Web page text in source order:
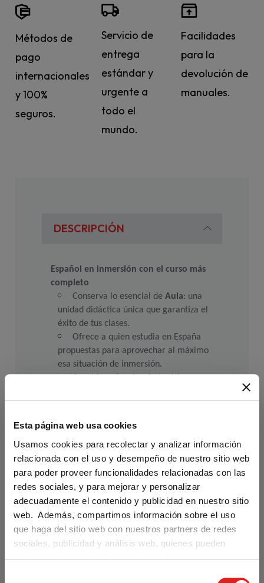
Esta página web usa cookies
Usamos cookies para recolectar y analizar información
relacionada con el uso y desempeño de nuestro sitio web
para poder proveer funcionalidades relacionadas con las
redes sociales, y para mejorar y personalizar
adecuadamente el contenido y publicidad en nuestro sitio
web. Además, compartimos información sobre el uso
que haga del sitio web con nuestros partners de redes
sociales, publicidad y análisis web, quienes pueden
combinarla con otra información que les haya
Métodos de
pago
internacionales
y 100%
seguros.
Servicio de
entrega
estándar y
urgente a
todo el
mundo.
Facilidades
para la
devolución de
manuales.
DESCRIPCIÓN
Español en inmersión con el curso más
completo
Conserva lo esencial de Aula: una
unidad didáctica única que garantiza el
éxito de tus clases.
Ofrece a quien estudia en España
propuestas para aprovechar al máximo
esa situación de inmersión.
de reflexión gramatical y de práctica
formal, más vídeos, más atención al
léxico.
Los itinerarios ofrecidos en la
Edición Anotada para Docentes
permiten usar Aula Plus en cursos
intensivos, extensivos, híbridos, flipped
classroom , etc.
LINKS DE DESCARGA DE